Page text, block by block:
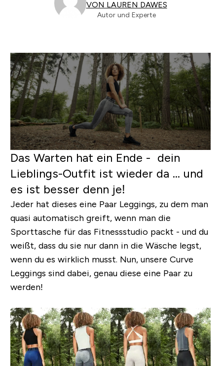
VON LAUREN DAWES
Autor und Experte
Das Warten hat ein Ende - dein
Lieblings-Outfit ist wieder da ... und
es ist besser denn je!
Jeder hat dieses eine Paar Leggings, zu dem man
quasi automatisch greift, wenn man die
Sporttasche für das Fitnessstudio packt - und du
weißt, dass du sie nur dann in die Wäsche legst,
wenn du es wirklich musst. Nun, unsere Curve
Leggings sind dabei, genau diese eine Paar zu
werden!